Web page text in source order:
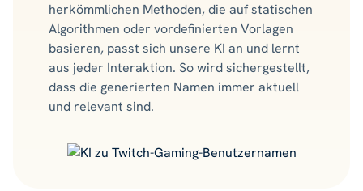
herkömmlichen Methoden, die auf statischen
Algorithmen oder vordefinierten Vorlagen
basieren, passt sich unsere KI an und lernt
aus jeder Interaktion. So wird sichergestellt,
dass die generierten Namen immer aktuell
und relevant sind.